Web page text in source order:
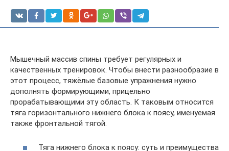
Мышечный массив спины требует регулярных и
качественных тренировок. Чтобы внести разнообразие в
этот процесс, тяжёлые базовые упражнения нужно
дополнять формирующими, прицельно
прорабатывающими эту область. К таковым относится
тяга горизонтального нижнего блока к поясу, именуемая
также фронтальной тягой.
Тяга нижнего блока к поясу: суть и преимущества